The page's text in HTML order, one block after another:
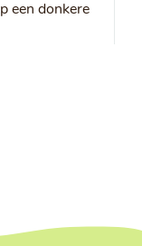
een donkere